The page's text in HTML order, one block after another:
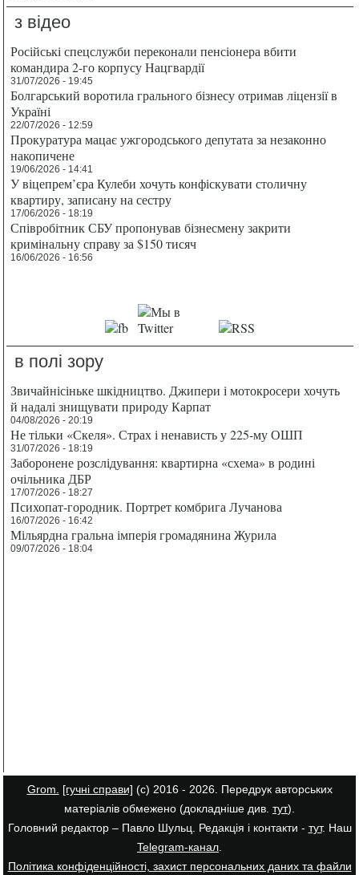
з відео
Російські спецслужби переконали пенсіонера вбити
командира 2-го корпусу Нацгвардії
31/07/2026 - 19:45
Болгарський воротила грального бізнесу отримав ліцензії в
Україні
22/07/2026 - 12:59
Прокуратура мацає ужгородського депутата за незаконно
накопичене
19/06/2026 - 14:41
У віцепрем’єра Кулеби хочуть конфіскувати столичну
квартиру, записану на сестру
17/06/2026 - 18:19
Співробітник СБУ пропонував бізнесмену закрити
кримінальну справу за $150 тисяч
16/06/2026 - 16:56
в полі зору
Звичайнісіньке шкідництво. Джипери і мотокросери хочуть
й надалі знищувати природу Карпат
04/08/2026 - 20:19
Не тільки «Скеля». Страх і ненависть у 225-му ОШП
31/07/2026 - 18:19
Заборонене розслідування: квартирна «схема» в родині
очільника ДБР
17/07/2026 - 18:27
Психопат-городник. Портрет комбрига Лучанова
16/07/2026 - 16:42
Мільярдна гральна імперія громадянина Журила
09/07/2026 - 18:04
Grom. [гучні справи] (с) 2016 - 2026. Передрук авторських
матеріалів обмежено (докладніше див. тут).
Головний редактор – Павло Шульц. Редакція і контакти - тут. Наш
Telegram-канал.
Політика конфіденційності, захист персональних даних та файли